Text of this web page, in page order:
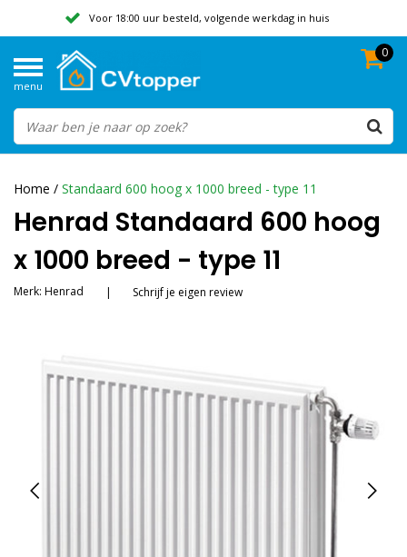
Voor 18:00 uur besteld, volgende werkdag in huis
Beoordeeld met een 9,8
menu
0
Home / Standaard 600 hoog x 1000 breed - type 11
Henrad Standaard 600 hoog
x 1000 breed - type 11
Merk: Henrad | Schrijf je eigen review